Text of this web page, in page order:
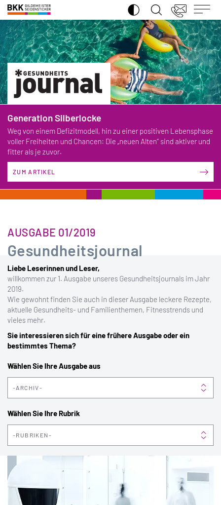
BKK
Gildemeister
Seidensticker
SUCHE ÖFFNEN
Generation Silberlocke
Weg von einem Defizitmodell, hin zu einer positiven Lebensphase
voller Freiheiten und Chancen: Die „neuen Alten“ sind aktiver und
fitter als je zuvor.
ZUM ARTIKEL
AUSGABE 01/2019
Gesundheitsjournal
Liebe Leserinnen und Leser,
willkommen zur 1. Ausgabe unseres Gesundheitsjournals im Jahr
2019.
Wie gewohnt finden Sie auch in dieser Ausgabe leckere Rezepte,
aktuelle Gesundheits- und Familienthemen, Fitnesstrends und
vieles mehr.
Sie interessieren sich für eine frühere Ausgabe oder ein
bestimmtes Thema?
Wählen Sie Ihre Ausgabe aus
ARCHIV
Wählen Sie Ihre Rubrik
RUBRIKEN